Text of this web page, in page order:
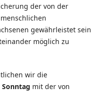
der von der
gewährleistet sein
möglich zu
wir die
mit der von